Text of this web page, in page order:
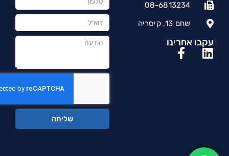
שליחה
08-6813234
שחם 13, קיסריה
עקבו אחרינו